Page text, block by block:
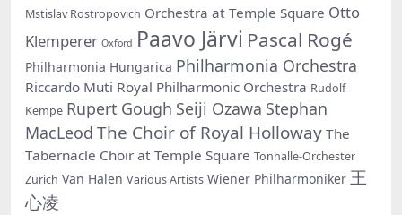
Mstislav Rostropovich Orchestra at Temple Square Otto
Klemperer Oxford Paavo Järvi Pascal Rogé
Philharmonia Hungarica Philharmonia Orchestra
Riccardo Muti Royal Philharmonic Orchestra Rudolf
Kempe Rupert Gough Seiji Ozawa Stephan
MacLeod The Choir of Royal Holloway The
Tabernacle Choir at Temple Square Tonhalle-Orchester
Zürich Van Halen Various Artists Wiener Philharmoniker 王
心凌